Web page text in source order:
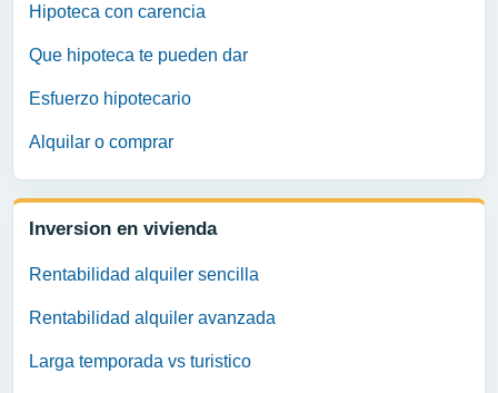
Hipoteca con carencia
Que hipoteca te pueden dar
Esfuerzo hipotecario
Alquilar o comprar
Inversion en vivienda
Rentabilidad alquiler sencilla
Rentabilidad alquiler avanzada
Larga temporada vs turistico